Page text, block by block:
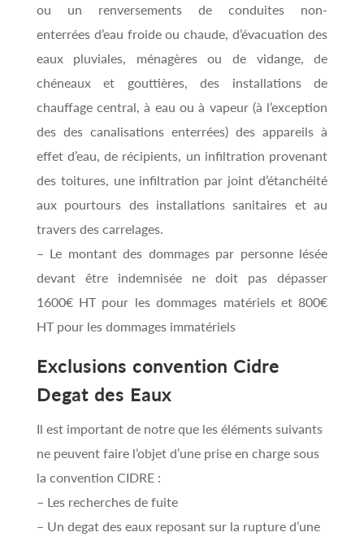
ou un renversements de conduites non-
enterrées d’eau froide ou chaude, d’évacuation des
eaux pluviales, ménagères ou de vidange, de
chéneaux et gouttières, des installations de
chauffage central, à eau ou à vapeur (à l’exception
des des canalisations enterrées) des appareils à
effet d’eau, de récipients, un infiltration provenant
des toitures, une infiltration par joint d’étanchéité
aux pourtours des installations sanitaires et au
travers des carrelages.
– Le montant des dommages par personne lésée
devant être indemnisée ne doit pas dépasser
1600€ HT pour les dommages matériels et 800€
HT pour les dommages immatériels
Exclusions convention Cidre
Degat des Eaux
Il est important de notre que les éléments suivants
ne peuvent faire l’objet d’une prise en charge sous
la convention CIDRE :
– Les recherches de fuite
– Un degat des eaux reposant sur la rupture d’une